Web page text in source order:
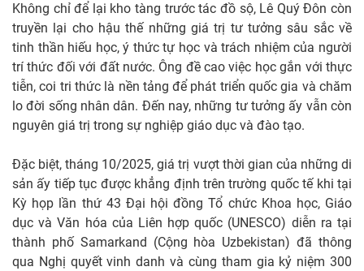
Không chỉ để lại kho tàng trước tác đồ sộ, Lê Quý Đôn còn
truyền lại cho hậu thế những giá trị tư tưởng sâu sắc về
tinh thần hiếu học, ý thức tự học và trách nhiệm của người
trí thức đối với đất nước. Ông đề cao việc học gắn với thực
tiễn, coi tri thức là nền tảng để phát triển quốc gia và chăm
lo đời sống nhân dân. Đến nay, những tư tưởng ấy vẫn còn
nguyên giá trị trong sự nghiệp giáo dục và đào tạo.
Đặc biệt, tháng 10/2025, giá trị vượt thời gian của những di
sản ấy tiếp tục được khẳng định trên trường quốc tế khi tại
Kỳ họp lần thứ 43 Đại hội đồng Tổ chức Khoa học, Giáo
dục và Văn hóa của Liên hợp quốc (UNESCO) diễn ra tại
thành phố Samarkand (Cộng hòa Uzbekistan) đã thông
qua Nghị quyết vinh danh và cùng tham gia kỷ niệm 300